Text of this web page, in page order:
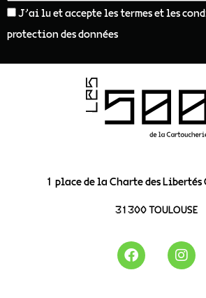
J'ai lu et accepte les termes et les
protection des données
1 place de la Charte des Libertés
31300 TOULOUSE